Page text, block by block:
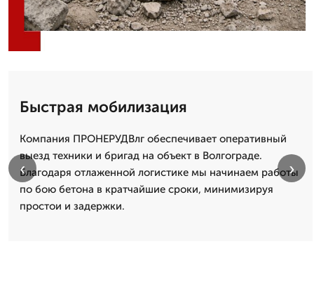
Быстрая мобилизация
Компания ПРОНЕРУДВлг обеспечивает оперативный
выезд техники и бригад на объект в Волгограде.
Благодаря отлаженной логистике мы начинаем работы
по бою бетона в кратчайшие сроки, минимизируя
простои и задержки.
‹ ›